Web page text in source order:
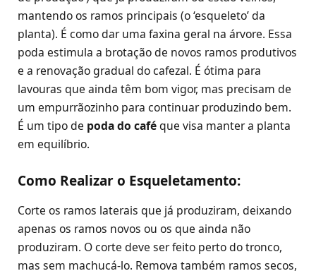
mantendo os ramos principais (o ‘esqueleto’ da
planta). É como dar uma faxina geral na árvore. Essa
poda estimula a brotação de novos ramos produtivos
e a renovação gradual do cafezal. É ótima para
lavouras que ainda têm bom vigor, mas precisam de
um empurrãozinho para continuar produzindo bem.
É um tipo de poda do caféque visa manter a planta
em equilíbrio.
Como Realizar o Esqueletamento:
Corte os ramos laterais que já produziram, deixando
apenas os ramos novos ou os que ainda não
produziram. O corte deve ser feito perto do tronco,
mas sem machucá-lo. Remova também ramos secos,